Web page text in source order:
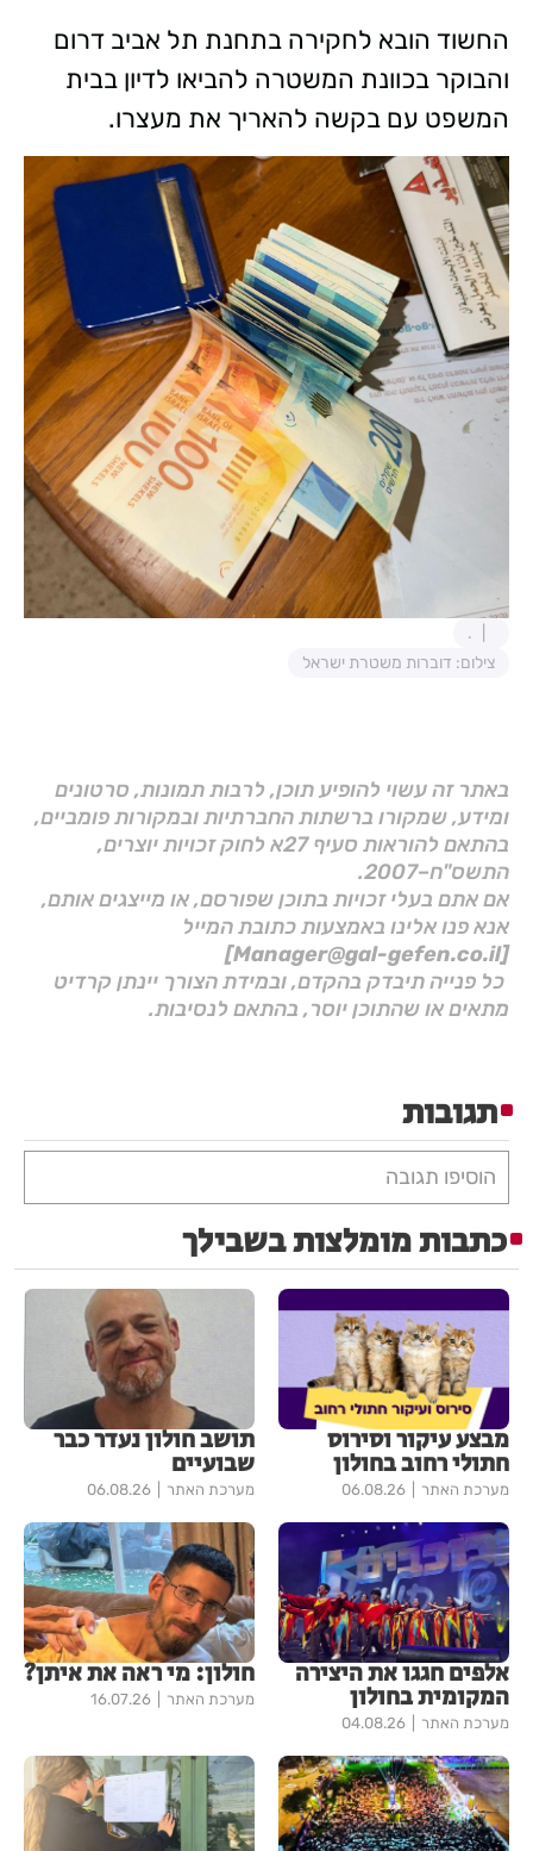
החשוד הובא לחקירה בתחנת תל אביב דרום
והבוקר בכוונת המשטרה להביאו לדיון בבית
המשפט עם בקשה להאריך את מעצרו.
.
צילום: דוברות משטרת ישראל
באתר זה עשוי להופיע תוכן, לרבות תמונות, סרטונים
ומידע, שמקורו ברשתות החברתיות ובמקורות פומביים,
בהתאם להוראות סעיף 27א לחוק זכויות יוצרים,
התשס"ח–2007.
אם אתם בעלי זכויות בתוכן שפורסם, או מייצגים אותם,
אנא פנו אלינו באמצעות כתובת המייל
[Manager@gal-gefen.co.il]
כל פנייה תיבדק בהקדם, ובמידת הצורך יינתן קרדיט
מתאים או שהתוכן יוסר, בהתאם לנסיבות.
תגובות
הוסיפו תגובה
כתבות מומלצות בשבילך
מבצע עיקור וסירוס
חתולי רחוב בחולון
מערכת האתר 06.08.26
תושב חולון נעדר כבר
שבועיים
מערכת האתר 06.08.26
אלפים חגגו את היצירה
המקומית בחולון
מערכת האתר 04.08.26
חולון: מי ראה את איתן?
מערכת האתר 16.07.26